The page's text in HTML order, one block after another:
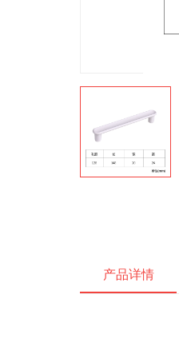
产品详情